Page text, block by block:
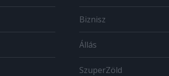
Biznisz
Állás
SzuperZöld